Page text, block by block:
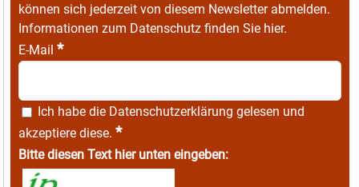
können sich jederzeit von diesem Newsletter abmelden.
Informationen zum Datenschutz finden Sie hier.
E-Mail *
Ich habe die Datenschutzerklärung gelesen und
akzeptiere diese. *
Bitte diesen Text hier unten eingeben: